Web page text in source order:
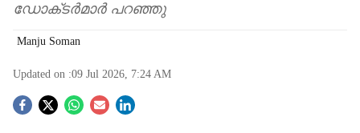
ഡോക്‌ടർമാർ പറഞ്ഞു
Manju Soman
Updated on :09 Jul 2026, 7:24 AM
S